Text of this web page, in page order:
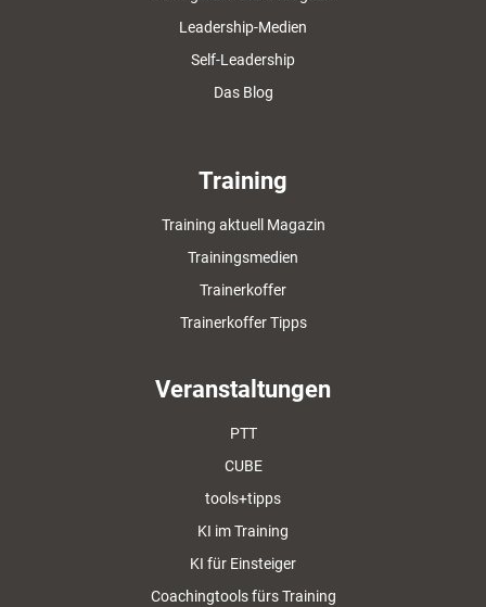
Leadership-Medien
Self-Leadership
Das Blog
Training
Training aktuell Magazin
Trainingsmedien
Trainerkoffer
Trainerkoffer Tipps
Veranstaltungen
PTT
CUBE
tools+tipps
KI im Training
KI für Einsteiger
Coachingtools fürs Training